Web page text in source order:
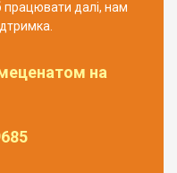
працювати далі, нам
на